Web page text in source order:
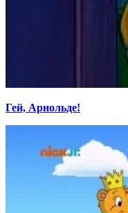
Гей, Арнольде!